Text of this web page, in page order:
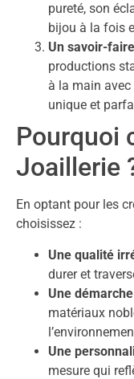
pureté, son
bijou à la fois
Un savoir-
productions
à la main
unique et
Pourquoi
Joaillerie
En optant pour les
choisissez :
Une qualité
durer et
Une
matériaux
Une
mesure qui